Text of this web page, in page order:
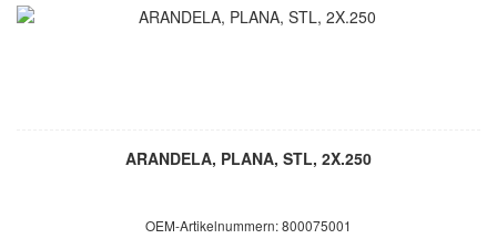
ARANDELA, PLANA, STL, 2X.250
OEM-Artikelnummern: 800075001